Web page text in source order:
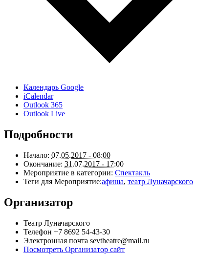
Календарь Google
iCalendar
Outlook 365
Outlook Live
Подробности
Начало: 07.05.2017 - 08:00
Окончание: 31.07.2017 - 17:00
Мероприятие в категории: Спектакль
Теги для Мероприятие:афиша, театр Луначарского
Организатор
Театр Луначарского
Телефон +7 8692 54-43-30
Электронная почта sevtheatre@mail.ru
Посмотреть Организатор сайт